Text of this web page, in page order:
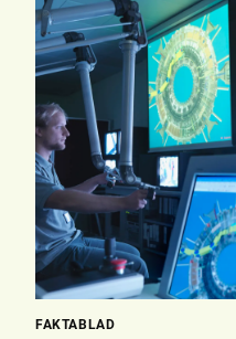
FAKTABLAD